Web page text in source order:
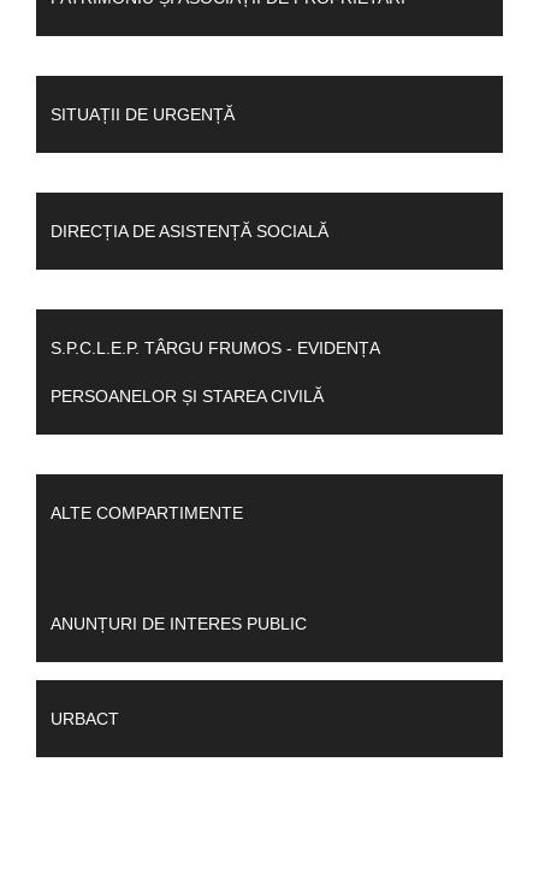
SITUAȚII DE URGENȚĂ
DIRECȚIA DE ASISTENȚĂ SOCIALĂ
S.P.C.L.E.P. TÂRGU FRUMOS - EVIDENȚA
PERSOANELOR ȘI STAREA CIVILĂ
ALTE COMPARTIMENTE
ANUNȚURI DE INTERES PUBLIC
URBACT